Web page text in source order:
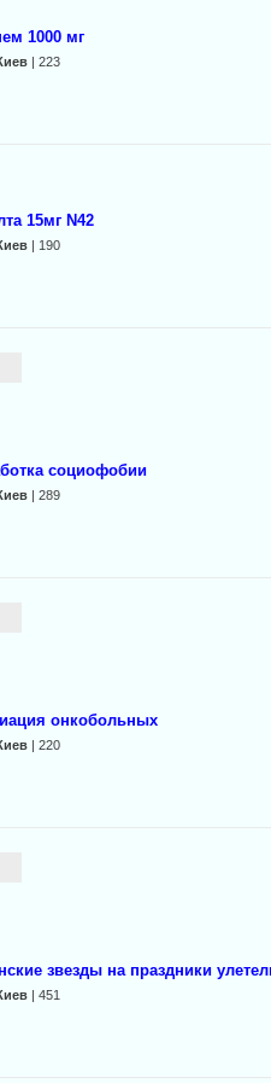
1000 мг
| 223
15мг N42
| 190
социофобии
| 289
онкобольных
| 220
звезды на праздники
| 451